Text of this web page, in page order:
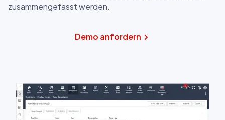
zusammengefasst werden.
Demo anfordern